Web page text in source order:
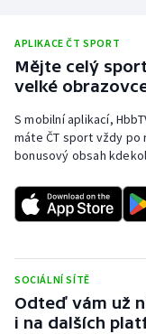
APLIKACE ČT SPORT
Mějte celý
velké
S mobilní aplikací,
máte ČT sport vždy po
bonusový obsah
SOCIÁLNÍ SÍTĚ
Odteď vám už
i na dalších